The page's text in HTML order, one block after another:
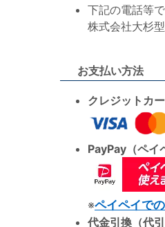
下記の電話等
株式会社大
お支払い方法
クレジットカ
PayPay（ペイ
※ペイペイで
代金引換（代引